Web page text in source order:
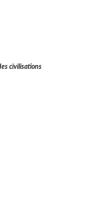
civilisations